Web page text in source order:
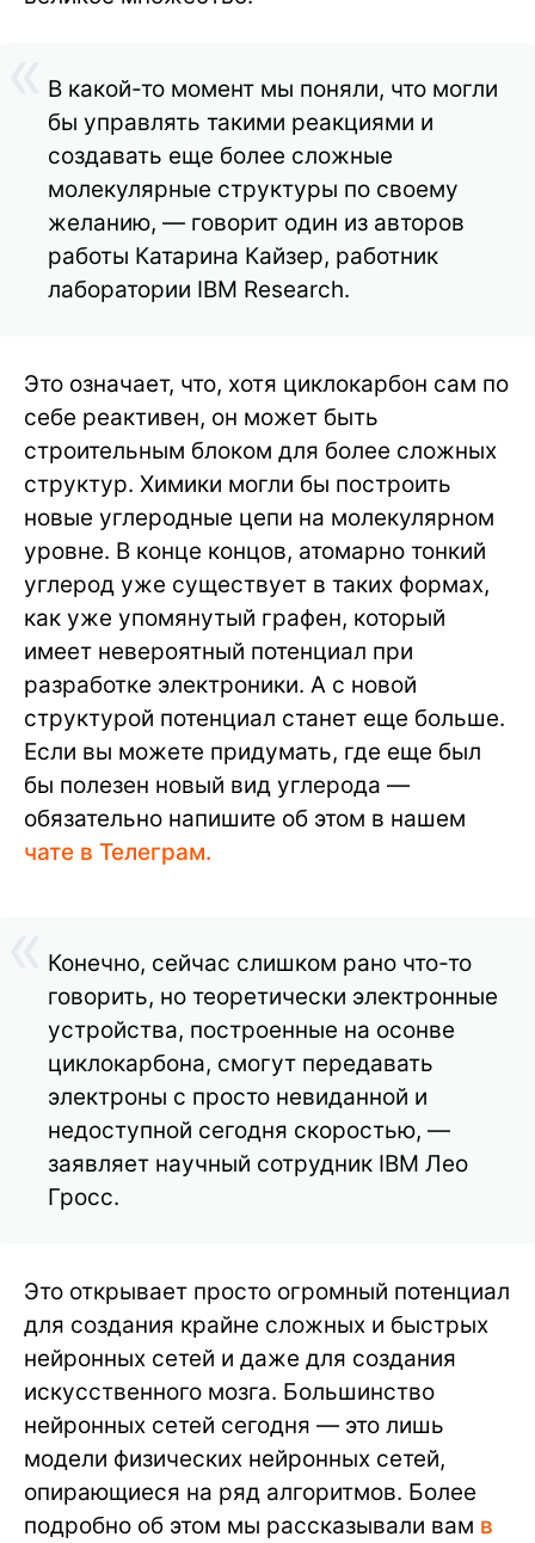
В какой-то момент мы поняли, что могли
бы управлять такими реакциями и
создавать еще более сложные
молекулярные структуры по своему
желанию, — говорит один из авторов
работы Катарина Кайзер, работник
лаборатории IBM Research.
Это означает, что, хотя циклокарбон сам по
себе реактивен, он может быть
строительным блоком для более сложных
структур. Химики могли бы построить
новые углеродные цепи на молекулярном
уровне. В конце концов, атомарно тонкий
углерод уже существует в таких формах,
как уже упомянутый графен, который
имеет невероятный потенциал при
разработке электроники. А с новой
структурой потенциал станет еще больше.
Если вы можете придумать, где еще был
бы полезен новый вид углерода —
обязательно напишите об этом в нашем
чате в Телеграм.
Конечно, сейчас слишком рано что-то
говорить, но теоретически электронные
устройства, построенные на осонве
циклокарбона, смогут передавать
электроны с просто невиданной и
недоступной сегодня скоростью, —
заявляет научный сотрудник IBM Лео
Гросс.
Это открывает просто огромный потенциал
для создания крайне сложных и быстрых
нейронных сетей и даже для создания
искусственного мозга. Большинство
нейронных сетей сегодня — это лишь
модели физических нейронных сетей,
опирающиеся на ряд алгоритмов. Более
подробно об этом мы рассказывали вам в